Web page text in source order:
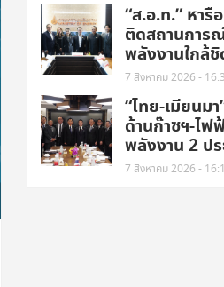
“ส.อ.ท.” หารื
ติดสถานการ
พลังงานใกล้
7 สิงหาคม 2026 -
“ไทย-เมียนม
ด้านก๊าซฯ-ไ
พลังงาน 2 ปร
7 สิงหาคม 2026 -